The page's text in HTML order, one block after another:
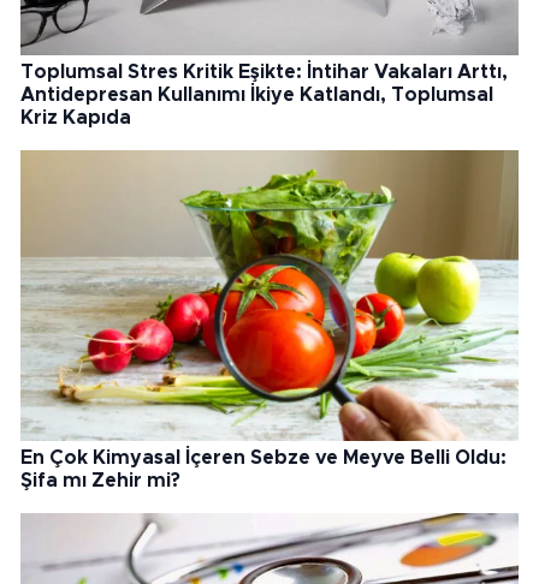
Toplumsal Stres Kritik Eşikte: İntihar Vakaları Arttı,
Antidepresan Kullanımı İkiye Katlandı, Toplumsal
Kriz Kapıda
En Çok Kimyasal İçeren Sebze ve Meyve Belli Oldu:
Şifa mı Zehir mi?